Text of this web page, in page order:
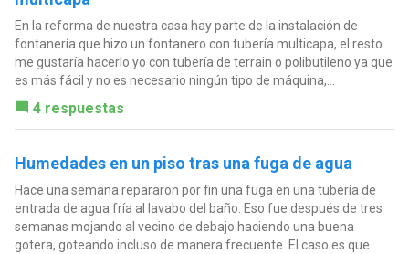
En la reforma de nuestra casa hay parte de la instalación de
fontanería que hizo un fontanero con tubería multicapa, el resto
me gustaría hacerlo yo con tubería de terrain o polibutileno ya que
es más fácil y no es necesario ningún tipo de máquina,...
4 respuestas
Humedades en un piso tras una fuga de agua
Hace una semana repararon por fin una fuga en una tubería de
entrada de agua fría al lavabo del baño. Eso fue después de tres
semanas mojando al vecino de debajo haciendo una buena
gotera, goteando incluso de manera frecuente. El caso es que